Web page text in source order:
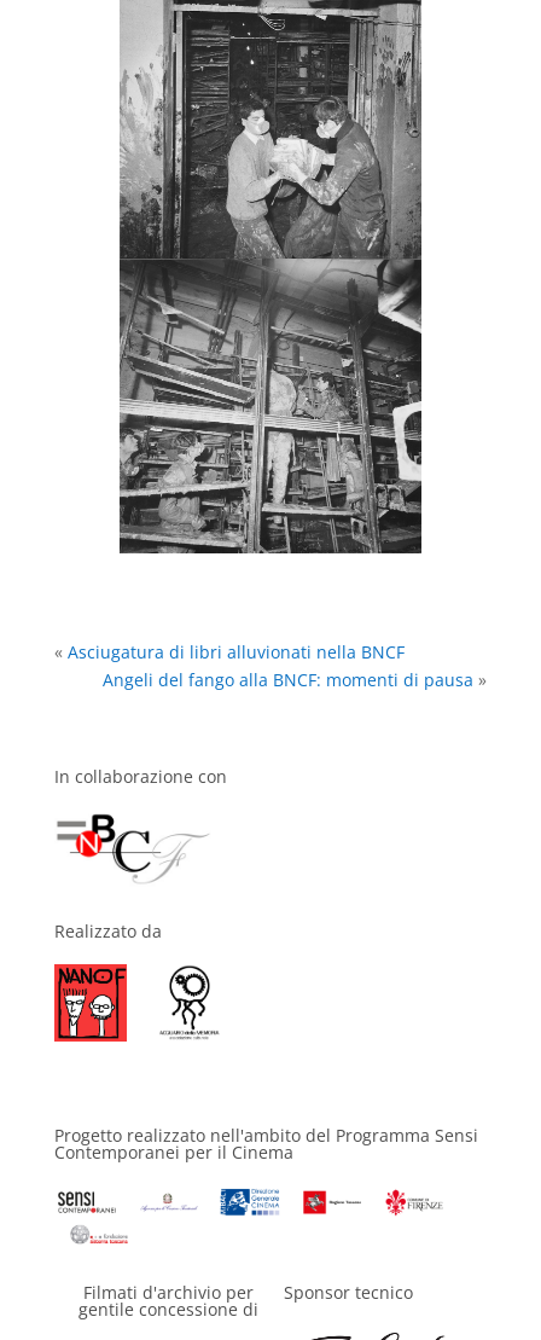
« Asciugatura di libri alluvionati nella BNCF
Angeli del fango alla BNCF: momenti di pausa »
In collaborazione con
Realizzato da
Progetto realizzato nell'ambito del Programma Sensi
Contemporanei per il Cinema
Filmati d'archivio per
gentile concessione di
Sponsor tecnico